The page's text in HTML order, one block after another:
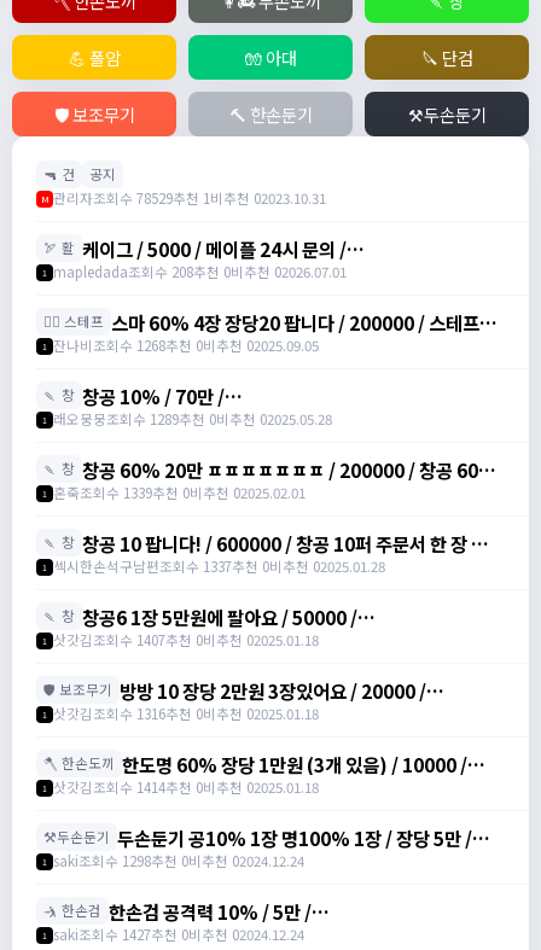
💪 폴암 🧤 아대 🔪 단검
🛡️ 보조무기 🔨 한손둔기 ⚒️두손둔기
🔫 건 공지
M 관리자조회수 78529추천 1비추천 02023.10.31
🏹 활 케이그 / 5000 / 메이플 24시 문의 /
https://www.maplehub.co.kr/
1 mapledada조회수 208추천 0비추천 02026.07.01
🧚‍♂️ 스테프 스마 60% 4장 장당20 팝니다 / 200000 / 스테프마
력주문서 /
1 잔나비조회수 1268추천 0비추천 02025.09.05
🍡 창 창공 10% / 70만 /
https://open.kakao.com/o/siHZkGyh
1 래오뭉뭉조회수 1289추천 0비추천 02025.05.28
🍡 창 창공 60% 20만 ㅍㅍㅍㅍㅍㅍㅍ / 200000 / 창공 60%
팝니다 20만이용 /
1 혼죽조회수 1339추천 0비추천 02025.02.01
🍡 창 창공 10 팝니다! / 600000 / 창공 10퍼 주문서 한 장 합니
다 / https://open.kakao.com/o/srgUnZch
1 섹시한손석구남편조회수 1337추천 0비추천 02025.01.28
🍡 창 창공6 1장 5만원에 팔아요 / 50000 /
https://open.kakao.com/o/szVItdbh
1 삿갓김조회수 1407추천 0비추천 02025.01.18
🛡️ 보조무기 방방 10 장당 2만원 3장있어요 / 20000 /
https://open.kakao.com/o/szVItdbh
1 삿갓김조회수 1316추천 0비추천 02025.01.18
🪓 한손도끼 한도명 60% 장당 1만원 (3개 있음) / 10000 /
https://open.kakao.com/o/szVItdbh
1 삿갓김조회수 1414추천 0비추천 02025.01.18
⚒️두손둔기 두손둔기 공10% 1장 명100% 1장 / 장당 5만 /
https://open.kakao.com/o/sREW1M6g
1 saki조회수 1298추천 0비추천 02024.12.24
🤺 한손검 한손검 공격력 10% / 5만 /
https://open.kakao.com/o/sREW1M6g
1 saki조회수 1427추천 0비추천 02024.12.24